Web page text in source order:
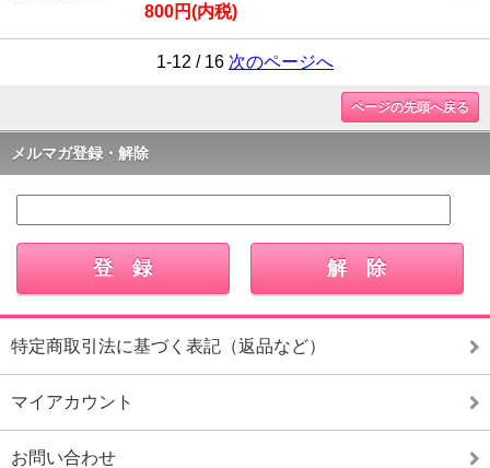
800円(内税)
1-12 / 16 次のページへ
ページの先頭へ戻る
メルマガ登録・解除
特定商取引法に基づく表記（返品など）
マイアカウント
お問い合わせ